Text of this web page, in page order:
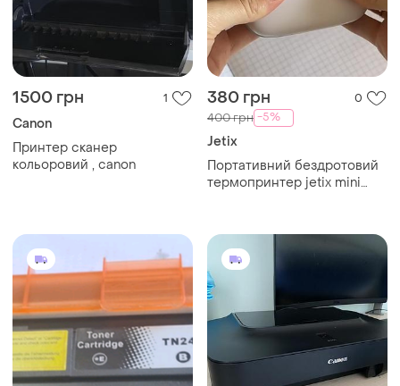
1500 грн 1
Canon
Принтер сканер
кольоровий , canon
380 грн 0
400 грн -5%
Jetix
Портативний бездротовий
термопринтер jetix mini